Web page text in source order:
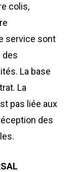
colis,
service sont
des
La base
La
pas liée aux
des